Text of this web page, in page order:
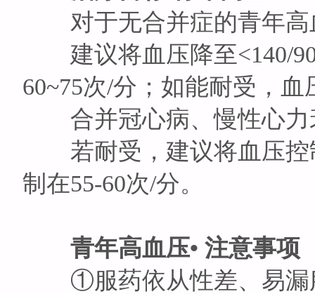
对于无合并症的青年高
建议将血压降至<140/
60~75次/分；如能耐受，血
合并冠心病、慢性心力
若耐受，建议将血压控
制在55-60次/分。
青年高血压• 注意事项
①服药依从性差、易漏